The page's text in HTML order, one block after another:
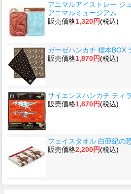
アニマルアイストレー ジ
アニマルミュージアム
販売価格1,320円(税込)
ガーゼハンカチ 標本BOX
販売価格1,870円(税込)
サイエンスハンカチ ティ
販売価格1,870円(税込)
フェイスタオル 白亜紀の
販売価格2,200円(税込)